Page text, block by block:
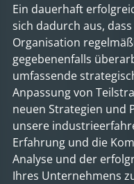
Ein dauerhaft
sich dadurch aus,
Organisation
gegebenenfalls
umfassende
Anpassung von
neuen Strategien und
unsere
Erfahrung und die
Analyse und der
Ihres Unternehmens